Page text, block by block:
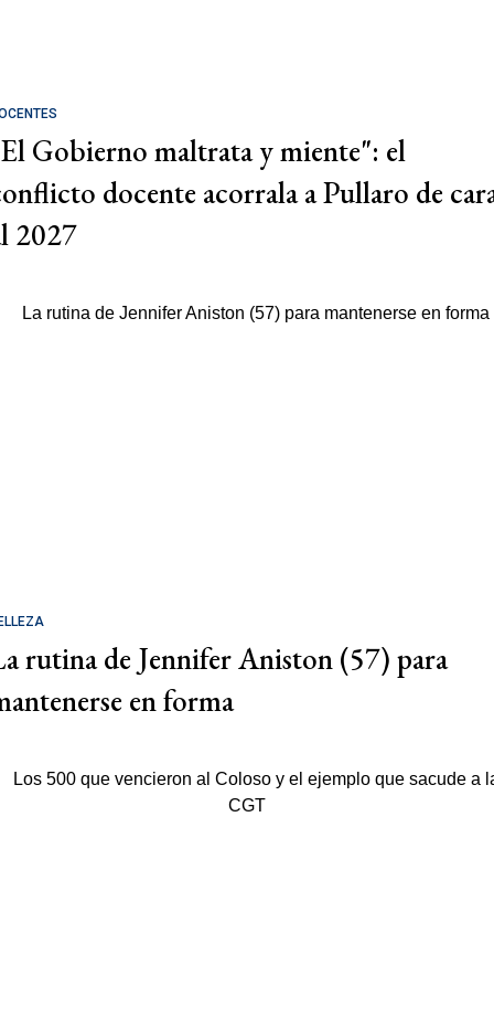
Gobierno maltrata y miente": el
docente acorrala a Pullaro de
2027
rutina de Jennifer Aniston (57) para
en forma